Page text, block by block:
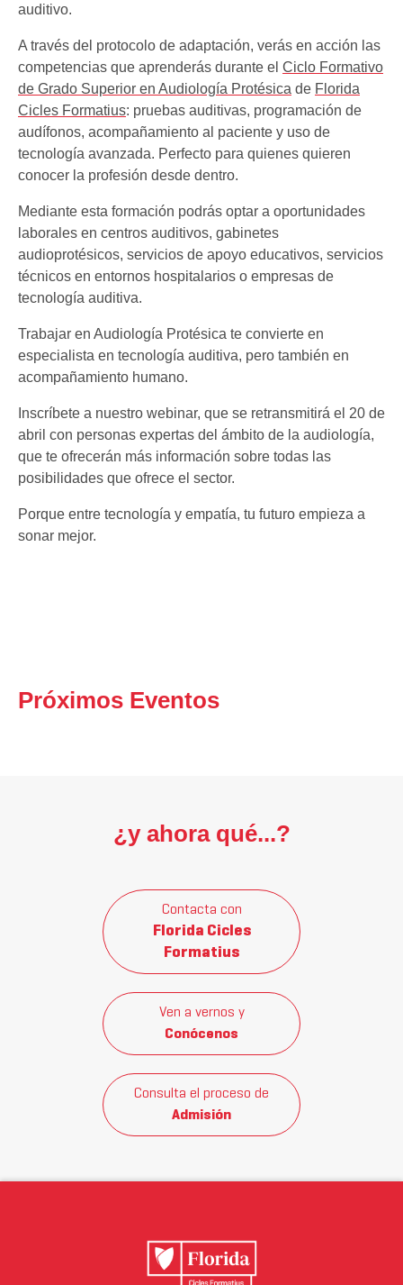
auditivo.
A través del protocolo de adaptación, verás en acción las
competencias que aprenderás durante el Ciclo Formativo
de Grado Superior en Audiología Protésica de Florida
Cicles Formatius: pruebas auditivas, programación de
audífonos, acompañamiento al paciente y uso de
tecnología avanzada. Perfecto para quienes quieren
conocer la profesión desde dentro.
Mediante esta formación podrás optar a oportunidades
laborales en centros auditivos, gabinetes
audioprotésicos, servicios de apoyo educativos, servicios
técnicos en entornos hospitalarios o empresas de
tecnología auditiva.
Trabajar en Audiología Protésica te convierte en
especialista en tecnología auditiva, pero también en
acompañamiento humano.
Inscríbete a nuestro webinar, que se retransmitirá el 20 de
abril con personas expertas del ámbito de la audiología,
que te ofrecerán más información sobre todas las
posibilidades que ofrece el sector.
Porque entre tecnología y empatía, tu futuro empieza a
sonar mejor.
Próximos Eventos
¿y ahora qué...?
Contacta con
Florida Cicles
Formatius
Ven a vernos y
Conócenos
Consulta el proceso de
Admisión